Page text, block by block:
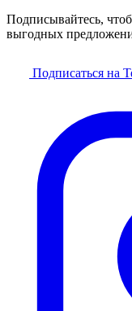
Подписывайтесь,
выгодных
Подписаться на